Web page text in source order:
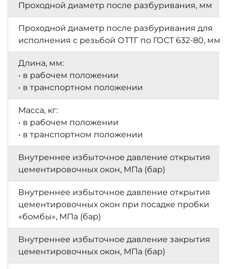
Проходной диаметр после разбуривания, мм
Проходной диаметр после разбуривания для
исполнения с резьбой ОТТГ по ГОСТ 632-80, мм
Длина, мм:
• в рабочем положении
• в транспортном положении
Масса, кг:
• в рабочем положении
• в транспортном положении
Внутреннее избыточное давление открытия
цементировочных окон, МПа (бар)
Внутреннее избыточное давление открытия
цементировочных окон при посадке пробки
«бомбы», МПа (бар)
Внутреннее избыточное давление закрытия
цементировочных окон, МПа (бар)